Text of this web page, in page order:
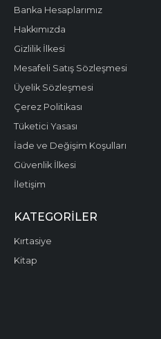
Banka Hesaplarımız
Hakkımızda
Gizlilik İlkesi
Mesafeli Satış Sözleşmesi
Üyelik Sözleşmesi
Çerez Politikası
Tüketici Yasası
İade ve Değişim Koşulları
Güvenlik İlkesi
İletişim
KATEGORILER
Kırtasiye
Kitap